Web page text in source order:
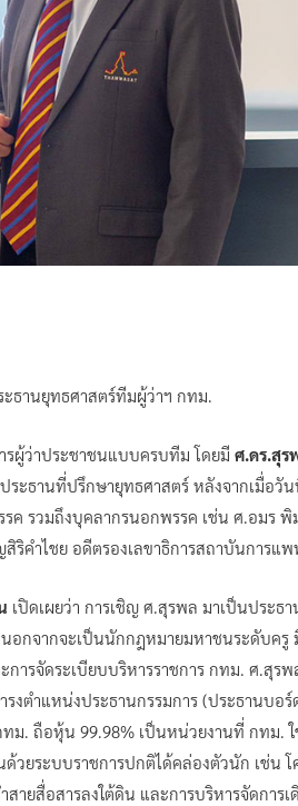
ธานยุทธศาสตร์ทีมผู้ว่าฯ กทม.
รผู้ว่าประชาชนแบบครบทีม โดยมี ศ.ดร.สุร
ระธานที่ปรึกษายุทธศาสตร์ หลังจากเมื่อวั
ค รวมถึงบุคลากรนอกพรรค เช่น ศ.อมร
ริคำไชย อดีตรองเลขาธิการสถาบันการแ
เปิดเผยว่า การเชิญ ศ.สุรพล มาเป็นประธ
อกจากจะเป็นนักกฎหมายมหาชนระดับครู
ารจัดระเบียบบริหารราชการ กทม. ศ.สุร
งตำแหน่งประธานกรรมการ (ประธานบอ
. ถือหุ้น 99.98% เป็นหน่วยงานที่ กทม. ใ
วยระบบราชการปกติได้คล่องตัวนัก เช่น โ
ายสื่อสารลงใต้ดิน และการบริหารจัดการเ